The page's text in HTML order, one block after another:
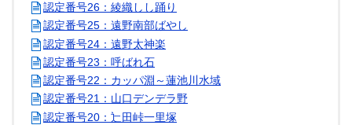
認定番号26：綾織しし踊り
認定番号25：遠野南部ばやし
認定番号24：遠野太神楽
認定番号23：呼ばれ石
認定番号22：カッパ淵～蓮池川水域
認定番号21：山口デンデラ野
認定番号20：辷田峠一里塚